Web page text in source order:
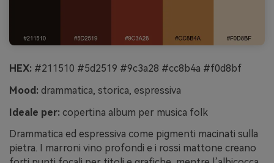
HEX: #211510 #5d2519 #9c3a28 #cc8b4a #f0d8bf
Mood: drammatica, storica, espressiva
Ideale per: copertina album per musica folk
Drammatica ed espressiva come pigmenti macinati sulla
pietra. I marroni vino profondi e i rossi mattone creano